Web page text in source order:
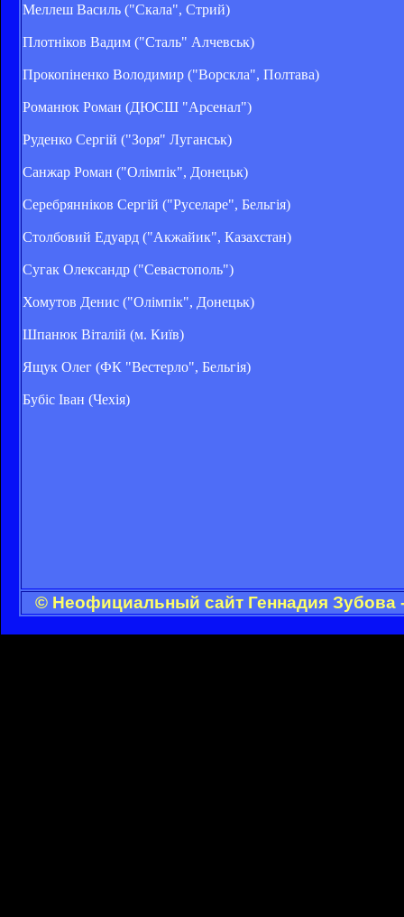
Меллеш Василь ("Скала", Стрий)
Плотніков Вадим ("Сталь" Алчевськ)
Прокопіненко Володимир ("Ворскла", Полтава)
Романюк Роман (ДЮСШ "Арсенал")
Руденко Сергій ("Зоря" Луганськ)
Санжар Роман ("Олімпік", Донецьк)
Серебрянніков Сергій ("Руселаре", Бельгія)
Столбовий Едуард ("Акжайик", Казахстан)
Сугак Олександр ("Севастополь")
Хомутов Денис ("Олімпік", Донецьк)
Шпанюк Віталій (м. Київ)
Ящук Олег (ФК "Вестерло", Бельгія)
Бубіс Іван (Чехія)
© Неофициальный сайт Геннадия Зубова